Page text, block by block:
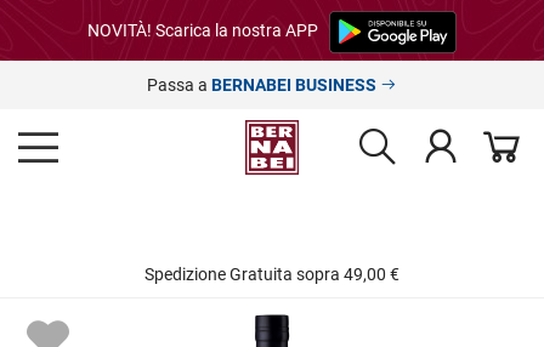
NOVITÀ! Scarica la nostra APP
Passa a BERNABEI BUSINESS
Spedizione Gratuita sopra 49,00 €